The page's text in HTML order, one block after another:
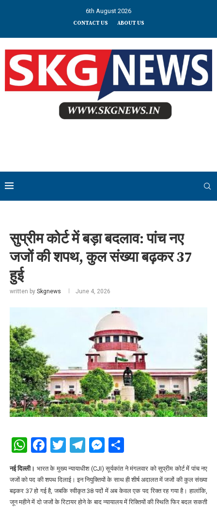
6th August 2026
CONTACT US ABOUT US
सुप्रीम कोर्ट में बड़ा बदलाव: पांच नए
जजों की शपथ, कुल संख्या बढ़कर 37
हुई
written by Skgnews June 4, 2026
WhatsApp
Facebook
Twitter
Telegram
Messenger
नई दिल्ली। भारत के मुख्य न्यायाधीश (CJI) सूर्यकांत ने मंगलवार को सुप्रीम कोर्ट में पांच नए
जजों को पद की शपथ दिलाई। इन नियुक्तियों के साथ ही शीर्ष अदालत में जजों की कुल संख्या
बढ़कर 37 हो गई है, जबकि स्वीकृत 38 पदों में अब केवल एक पद रिक्त रह गया है। हालांकि,
जून महीने में दो जजों के रिटायर होने के बाद न्यायालय में रिक्तियों की स्थिति फिर बदल सकती